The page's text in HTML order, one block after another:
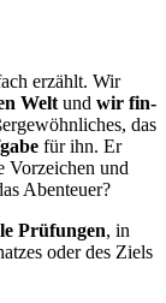
erzählt. Wir
Welt und wir fin­
das
für ihn. Er
Vorzeichen und
Abenteuer?
Prüfungen, in
oder des Ziels